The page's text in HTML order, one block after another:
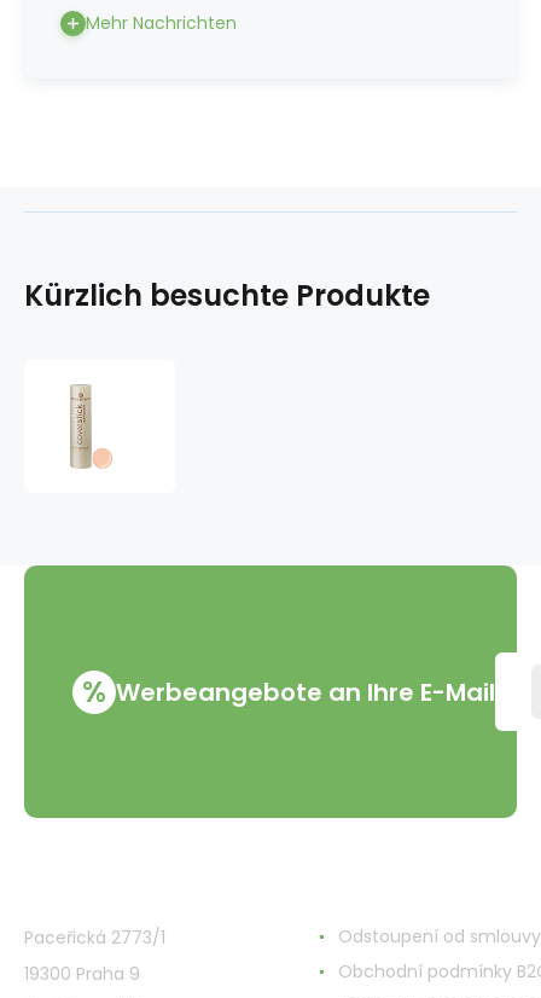
Mehr Nachrichten
Kürzlich besuchte Produkte
5g
% Werbeangebote an Ihre E-Mail
Paceřická 2773/1
19300 Praha 9
Odstoupení od smlouvy
Obchodní podmínky